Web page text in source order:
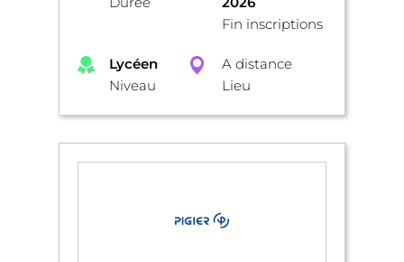
Fin inscriptions
Lycéen
Niveau
A distance
Lieu